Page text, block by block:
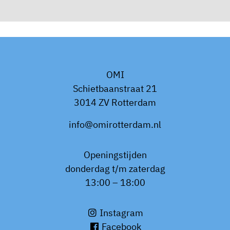
OMI
Schietbaanstraat 21
3014 ZV Rotterdam
info@omirotterdam.nl
Openingstijden
donderdag t/m zaterdag
13:00 – 18:00
Instagram
Facebook